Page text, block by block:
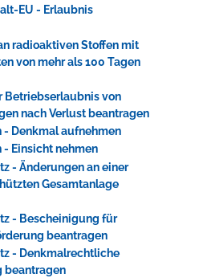
EU - Erlaubnis
radioaktiven Stoffen mit
von mehr als 100 Tagen
Betriebserlaubnis von
nach Verlust beantragen
- Denkmal aufnehmen
- Einsicht nehmen
- Änderungen an einer
Gesamtanlage
- Bescheinigung für
beantragen
- Denkmalrechtliche
beantragen